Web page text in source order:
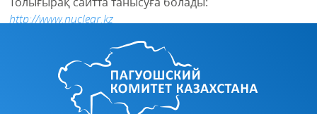
http://www.nuclear.kz